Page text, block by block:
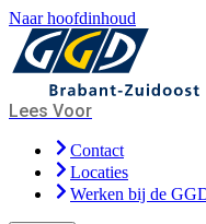
Naar hoofdinhoud
Lees Voor
Contact
Locaties
Werken bij de